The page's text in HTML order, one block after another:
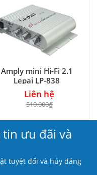
Amply mini Hi-Fi 2.1
Lepai LP-838
Liên hệ
510.000₫
ưu đãi và
tuyệt đối và hủy đăng